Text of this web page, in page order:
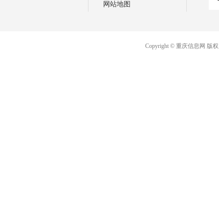
网站地图
Copyright © 重庆信息网 版